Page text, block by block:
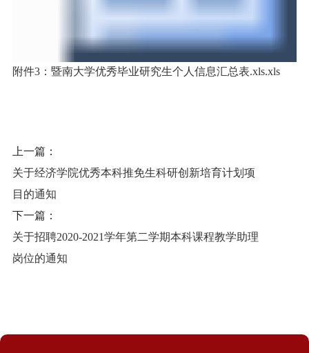
附件3：暨南大学优秀毕业研究生个人信息汇总表.xls.xls
上一篇：
关于经济学院优秀本科推免生科研创新培育计划项
目的通知
下一篇：
关于招聘2020-2021学年第二学期本科课程教学助理
岗位的通知